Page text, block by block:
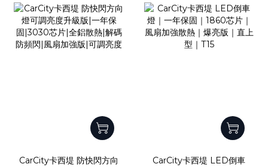
CarCity卡西堤 防快閃方向
CarCity卡西堤 LED倒車